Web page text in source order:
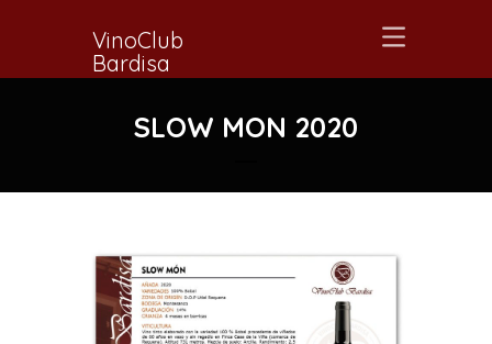
VinoClub
Bardisa
SLOW MON 2020